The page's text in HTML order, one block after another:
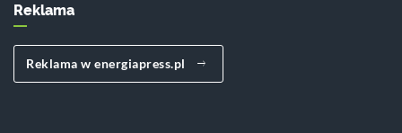
Reklama
Reklama w energiapress.pl